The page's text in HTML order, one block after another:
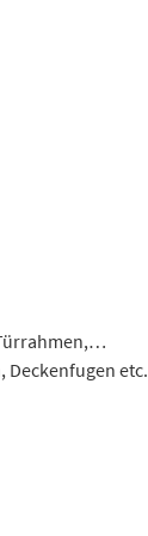
Deckenfugen etc.